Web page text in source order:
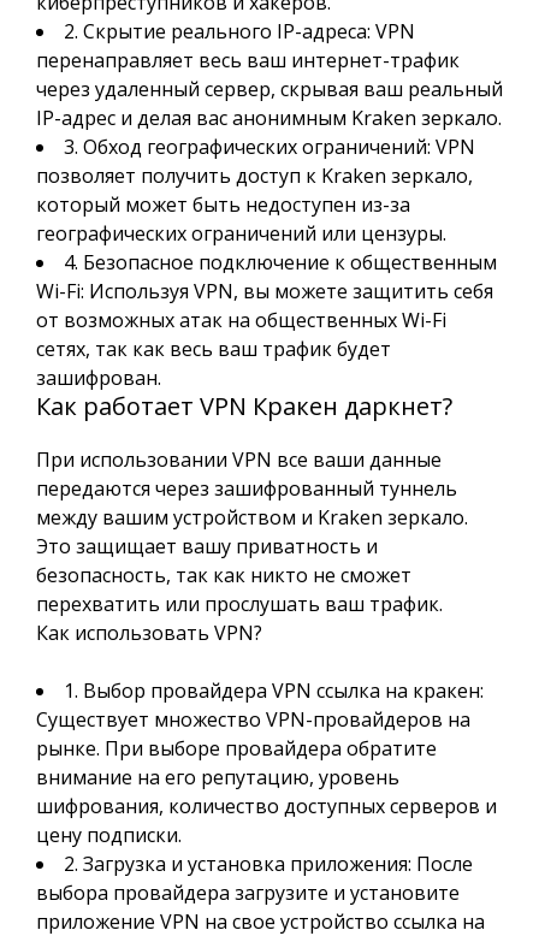
2. Скрытие реального IP-адреса: VPN
перенаправляет весь ваш интернет-трафик
через удаленный сервер, скрывая ваш реальный
IP-адрес и делая вас анонимным Kraken зеркало.
3. Обход географических ограничений: VPN
позволяет получить доступ к Kraken зеркало,
который может быть недоступен из-за
географических ограничений или цензуры.
4. Безопасное подключение к общественным
Wi-Fi: Используя VPN, вы можете защитить себя
от возможных атак на общественных Wi-Fi
сетях, так как весь ваш трафик будет
зашифрован.
Как работает VPN Кракен даркнет?
При использовании VPN все ваши данные
передаются через зашифрованный туннель
между вашим устройством и Kraken зеркало.
Это защищает вашу приватность и
безопасность, так как никто не сможет
перехватить или прослушать ваш трафик.
Как использовать VPN?
1. Выбор провайдера VPN ссылка на кракен:
Существует множество VPN-провайдеров на
рынке. При выборе провайдера обратите
внимание на его репутацию, уровень
шифрования, количество доступных серверов и
цену подписки.
2. Загрузка и установка приложения: После
выбора провайдера загрузите и установите
приложение VPN на свое устройство ссылка на